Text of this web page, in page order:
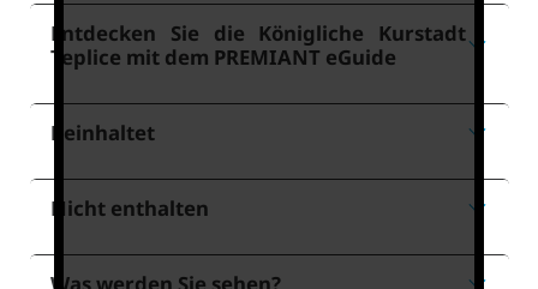
Entdecken Sie die Königliche Kurstadt
Teplice mit dem PREMIANT eGuide
Beinhaltet
Nicht enthalten
Was werden Sie sehen?